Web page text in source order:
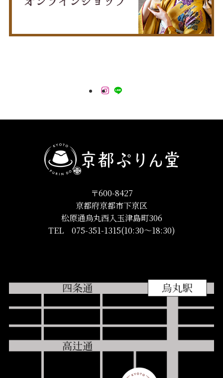
〒600-8427
京都府京都市下京区
松原通烏丸西入玉津島町306
TEL 075-351-1315(10:30〜18:30)